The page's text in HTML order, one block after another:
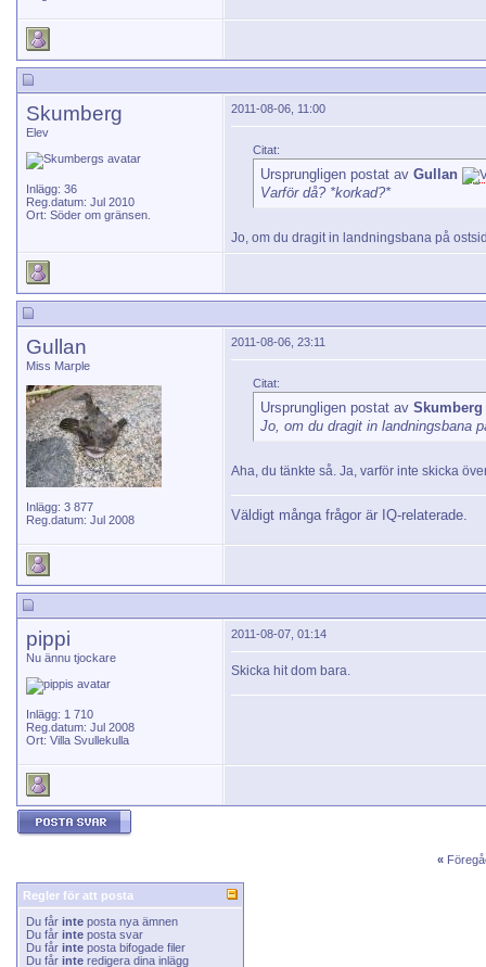
Skumberg
Elev
Inlägg: 36
Reg.datum: Jul 2010
Ort: Söder om gränsen.
2011-08-06, 11:00
Citat:
Ursprungligen postat av Gullan
Varför då? *korkad?*
Jo, om du dragit in landningsbana på
Gullan
Miss Marple
Inlägg: 3 877
Reg.datum: Jul 2008
2011-08-06, 23:11
Citat:
Ursprungligen postat av Skumberg
Jo, om du dragit in landningsbana
Aha, du tänkte så. Ja, varför inte skicka
Väldigt många frågor är IQ-relaterade.
pippi
Nu ännu tjockare
Inlägg: 1 710
Reg.datum: Jul 2008
Ort: Villa Svullekulla
2011-08-07, 01:14
Skicka hit dom bara.
«
Regler för att posta
Du får inte posta nya ämnen
Du får inte posta svar
Du får inte posta bifogade filer
Du får inte redigera dina inlägg